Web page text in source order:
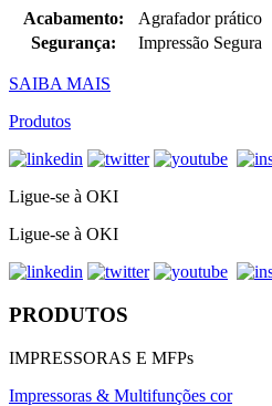
Acabamento:
Agrafador prático
Segurança:
Impressão Segura
SAIBA MAIS
Produtos
Ligue-se à OKI
Ligue-se à OKI
PRODUTOS
IMPRESSORAS E MFPs
Impressoras & Multifunções cor